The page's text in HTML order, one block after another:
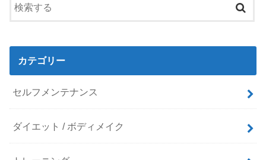
カテゴリー
セルフメンテナンス
ダイエット / ボディメイク